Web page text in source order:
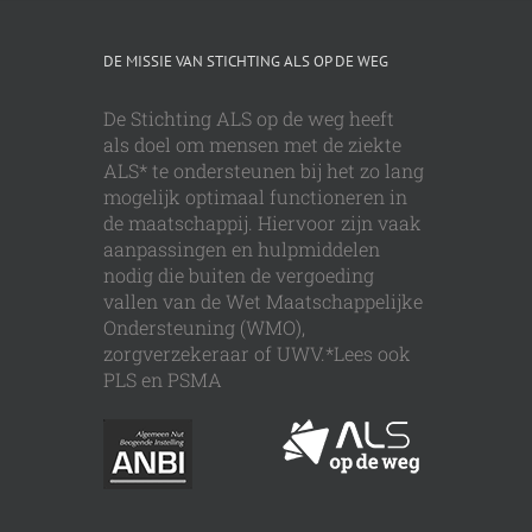
DE MISSIE VAN STICHTING ALS OP DE WEG
De Stichting ALS op de weg heeft
als doel om mensen met de ziekte
ALS* te ondersteunen bij het zo lang
mogelijk optimaal functioneren in
de maatschappij. Hiervoor zijn vaak
aanpassingen en hulpmiddelen
nodig die buiten de vergoeding
vallen van de Wet Maatschappelijke
Ondersteuning (WMO),
zorgverzekeraar of UWV.*Lees ook
PLS en PSMA